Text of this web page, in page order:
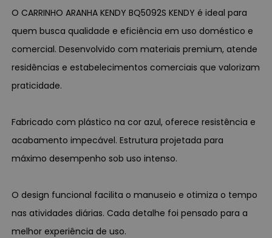
O CARRINHO ARANHA KENDY BQ5092S KENDY é ideal para
quem busca qualidade e eficiência em uso doméstico e
comercial. Desenvolvido com materiais premium, atende
residências e estabelecimentos comerciais que valorizam
praticidade.
Fabricado com plástico na cor azul, oferece resistência e
acabamento impecável. Estrutura projetada para
máximo desempenho sob uso intenso.
O design funcional facilita o manuseio e otimiza o tempo
nas atividades diárias. Cada detalhe foi pensado para a
melhor experiência de uso.